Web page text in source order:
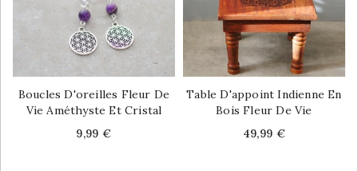
Boucles D'oreilles Fleur De
Vie Améthyste Et Cristal
Price
9,99 €
Table D'appoint Indienne En
Bois Fleur De Vie
Price
49,99 €